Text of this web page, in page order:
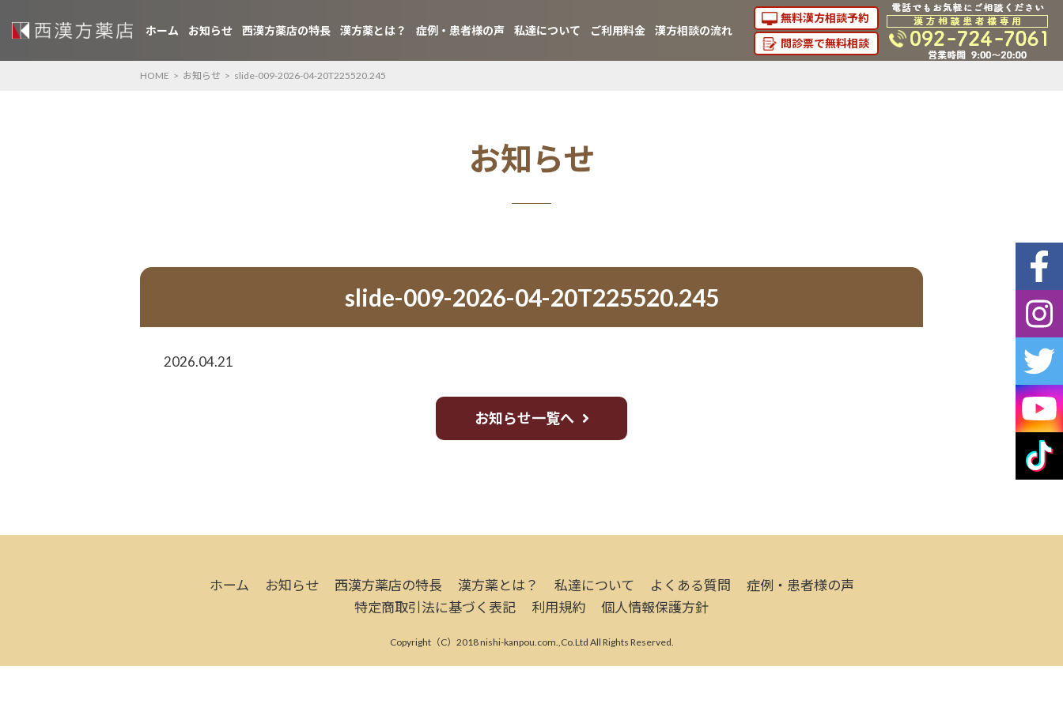
ホーム お知らせ 西漢方薬店の特長 漢方薬とは？ 症例・患者様の声 私達について ご利用料金 漢方相談の流れ
無料漢方相談予約
問診票で無料相談
HOME > お知らせ > slide-009-2026-04-20T225520.245
お知らせ
slide-009-2026-04-20T225520.245
2026.04.21
お知らせ一覧へ
ホーム お知らせ 西漢方薬店の特長 漢方薬とは？ 私達について よくある質問
症例・患者様の声
特定商取引法に基づく表記
利用規約 個人情報保護方針
Copyright（C）2018 nishi-kanpou.com.,Co.Ltd All Rights Reserved.